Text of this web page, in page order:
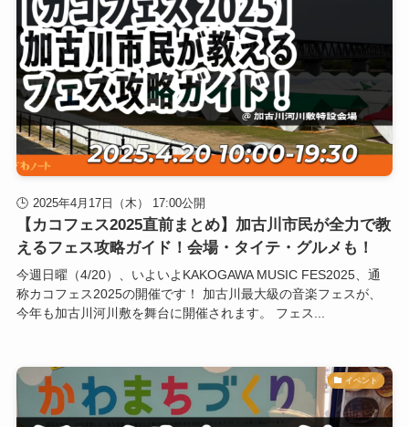
2025年4月17日（木） 17:00公開
【カコフェス2025直前まとめ】加古川市民が全力で教
えるフェス攻略ガイド！会場・タイテ・グルメも！
今週日曜（4/20）、いよいよKAKOGAWA MUSIC FES2025、通
称カコフェス2025の開催です！ 加古川最大級の音楽フェスが、
今年も加古川河川敷を舞台に開催されます。 フェス...
イベント